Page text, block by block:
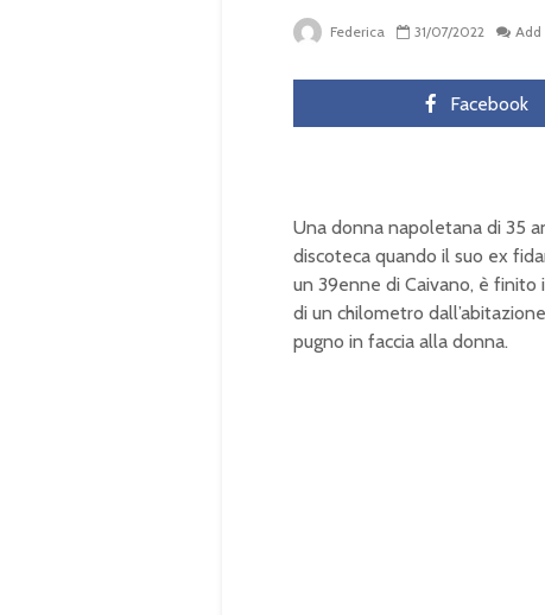
Federica 31/07/2022
Facebook
Una donna napoletana di 35
discoteca quando il suo ex
un 39enne di Caivano, è
di un chilometro
pugno in faccia alla donna.